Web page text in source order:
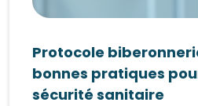
Protocole
bonnes pratiques
sécurité sanitaire